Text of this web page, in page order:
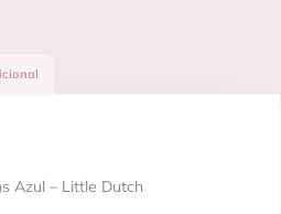
Azul – Little Dutch